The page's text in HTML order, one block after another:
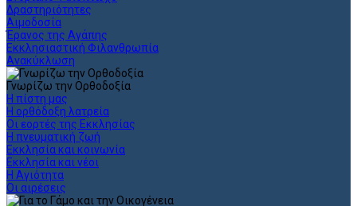
Δραστηριότητες
Αιμοδοσία
Έρανος της Αγάπης
Εκκλησιαστική Φιλανθρωπία
Ανακύκλωση
Γνωρίζω την Ορθοδοξία
Η πίστη μας
Η ορθόδοξη λατρεία
Οι εορτές της Εκκλησίας
Η πνευματική ζωή
Εκκλησία και κοινωνία
Εκκλησία και νέοι
Η Αγιότητα
Οι αιρέσεις